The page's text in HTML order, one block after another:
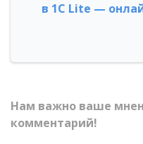
в 1С Lite —
Нам важно ваше
комментарий!